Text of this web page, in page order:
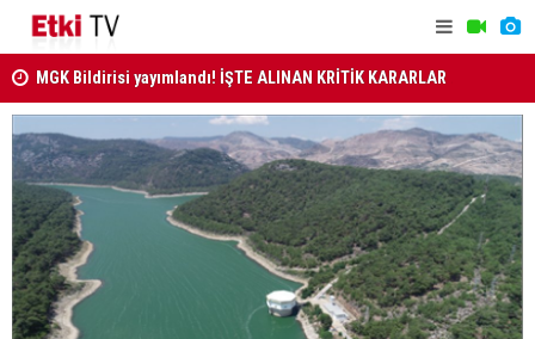
MGK Bildirisi yayımlandı! İŞTE ALINAN KRİTİK KARARLAR
ANAYASA MAHKEMESİ KARARLARI R. GAZETE'DE..